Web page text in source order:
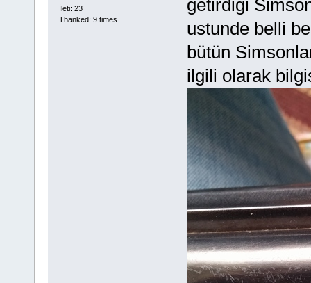
İleti: 23
Thanked: 9 times
getirdigi
ustunde belli
bütün
ilgili olarak